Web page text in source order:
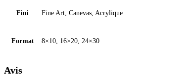
Fini Fine Art, Canevas, Acrylique
Format 8×10, 16×20, 24×30
Avis